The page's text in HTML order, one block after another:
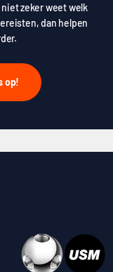
zeker weet welk
dan helpen
op!